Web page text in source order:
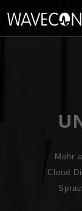
Mehr
Cloud